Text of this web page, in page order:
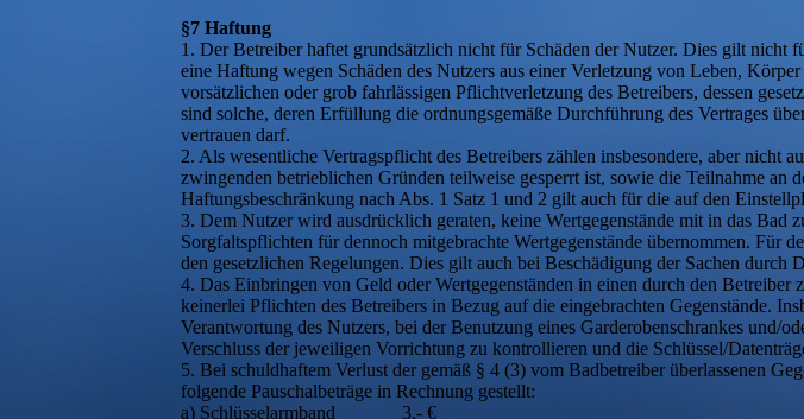
§7 Haftung
1. Der Betreiber haftet grundsätzlich nicht für Schäden der Nutzer. Dies gilt nicht
eine Haftung wegen Schäden des Nutzers aus einer Verletzung von Leben,
vorsätzlichen oder grob fahrlässigen Pflichtverletzung des Betreibers, dessen
sind solche, deren Erfüllung die ordnungsgemäße Durchführung des Vertrages
vertrauen darf.
2. Als wesentliche Vertragspflicht des Betreibers zählen insbesondere, aber nicht
zwingenden betrieblichen Gründen teilweise gesperrt ist, sowie die Teilnahme an
Haftungsbeschränkung nach Abs. 1 Satz 1 und 2 gilt auch für die auf den
3. Dem Nutzer wird ausdrücklich geraten, keine Wertgegenstände mit in das Bad
Sorgfaltspflichten für dennoch mitgebrachte Wertgegenstände übernommen. Für
den gesetzlichen Regelungen. Dies gilt auch bei Beschädigung der Sachen durch
4. Das Einbringen von Geld oder Wertgegenständen in einen durch den
keinerlei Pflichten des Betreibers in Bezug auf die eingebrachten Gegenstände.
Verantwortung des Nutzers, bei der Benutzung eines Garderobenschrankes und/
Verschluss der jeweiligen Vorrichtung zu kontrollieren und die Schlüssel/
5. Bei schuldhaftem Verlust der gemäß § 4 (3) vom Badbetreiber überlassenen
folgende Pauschalbeträge in Rechnung gestellt:
a) Schlüsselarmband 3,- €